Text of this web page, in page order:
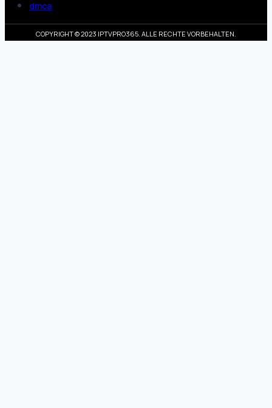
dmca
COPYRIGHT © 2023 IPTVPRO365. ALLE RECHTE VORBEHALTEN.